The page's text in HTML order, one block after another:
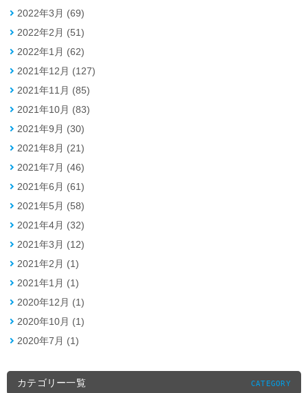
2022年3月 (69)
2022年2月 (51)
2022年1月 (62)
2021年12月 (127)
2021年11月 (85)
2021年10月 (83)
2021年9月 (30)
2021年8月 (21)
2021年7月 (46)
2021年6月 (61)
2021年5月 (58)
2021年4月 (32)
2021年3月 (12)
2021年2月 (1)
2021年1月 (1)
2020年12月 (1)
2020年10月 (1)
2020年7月 (1)
カテゴリー一覧 CATEGORY